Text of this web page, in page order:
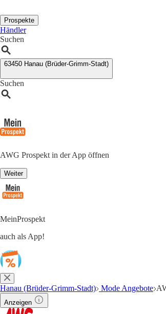
Prospekte
Händler
Suchen
63450 Hanau (Brüder-Grimm-Stadt)
Suchen
AWG Prospekt in der App öffnen
Weiter
MeinProspekt
auch als App!
Hanau (Brüder-Grimm-Stadt) Mode Angebote
Anzeigen